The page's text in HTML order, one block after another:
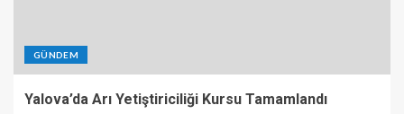
GÜNDEM
Yalova’da Arı Yetiştiriciliği Kursu Tamamlandı